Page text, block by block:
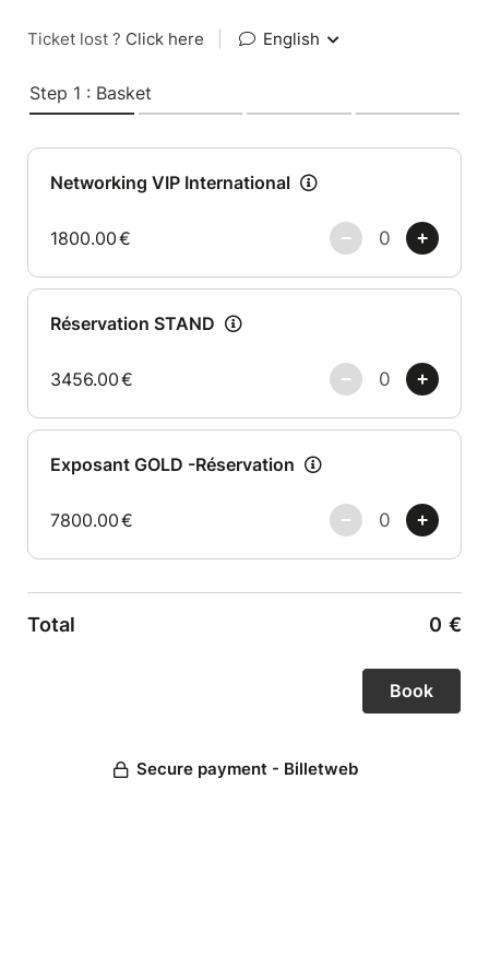
Ticket lost ? Click here English
Step 1 : Basket
Networking VIP International
1800.00€
Réservation STAND
3456.00€
Exposant GOLD -Réservation
7800.00€
Total 0 €
Secure payment - Billetweb